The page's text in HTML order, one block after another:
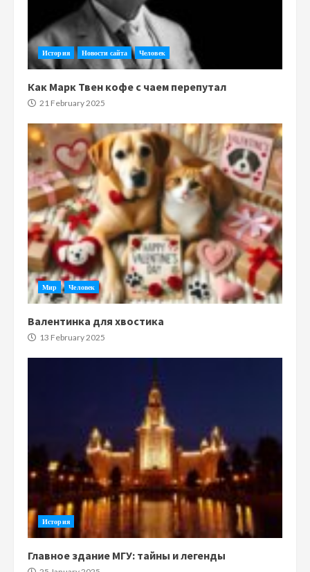
История Новости сайта Человек
Как Марк Твен кофе с чаем перепутал
21 February 2025
Мир Человек
Валентинка для хвостика
13 February 2025
История
Главное здание МГУ: тайны и легенды